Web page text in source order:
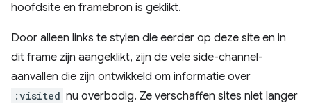
hoofdsite en framebron is geklikt.
Door alleen links te stylen die eerder op deze site en in
dit frame zijn aangeklikt, zijn de vele side-channel-
aanvallen die zijn ontwikkeld om informatie over
:visited nu overbodig. Ze verschaffen sites niet langer